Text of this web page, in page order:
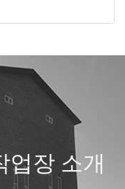
업장 소개